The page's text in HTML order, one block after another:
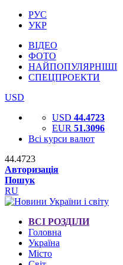
РУС
УКР
ВІДЕО
ФОТО
НАЙПОПУЛЯРНІШІ
СПЕЦПРОЕКТИ
USD
USD 44.4723
EUR 51.3096
Всі курси валют
44.4723
Авторизація
Пошук
RU
ВСІ РОЗДІЛИ
Головна
Україна
Місто